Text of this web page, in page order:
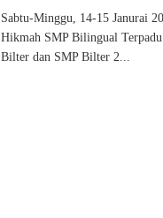
Sabtu-Minggu, 14-15 Janurai
Hikmah SMP Bilingual
Bilter dan SMP Bilter 2...